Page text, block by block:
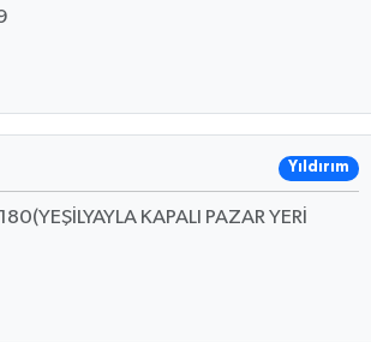
Yıldırım
KAPALI PAZAR YERİ